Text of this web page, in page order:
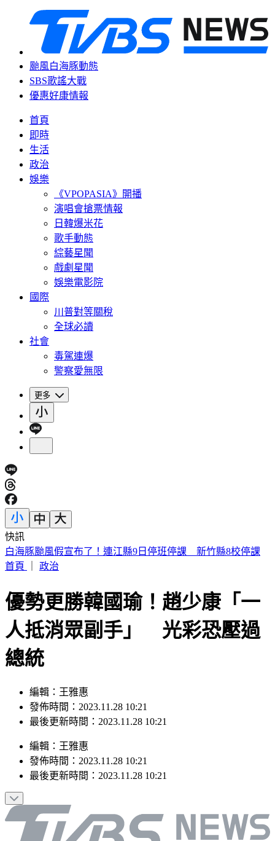
颱風白海豚動態
SBS歌謠大戰
優惠好康情報
首頁
即時
生活
政治
娛樂
《VPOPASIA》開播
演唱會搶票情報
日韓爆米花
歌手動態
綜藝星聞
戲劇星聞
娛樂電影院
國際
川普對等關稅
全球必讀
社會
毒駕連爆
警察愛無限
更多
快訊
疫苗風暴燒回陳時中！羅旺哲：沈伯洋成受害者
首頁
政治
優勢更勝韓國瑜！趙少康「一
人抵消眾副手」 光彩恐壓過
總統
編輯：王雅惠
發佈時間：2023.11.28 10:21
最後更新時間：2023.11.28 10:21
編輯 ： 王雅惠
發佈時間： 2023.11.28 10:21
最後更新時間： 2023.11.28 10:21